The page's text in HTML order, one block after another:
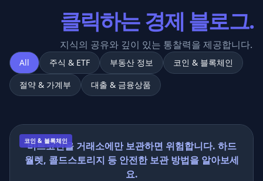
클릭하는 경제 블로그.
지식의 공유와 깊이 있는 통찰력을 제공합니다.
All 주식 & ETF 부동산 정보
코인 & 블록체인
절약 & 가계부
대출 & 금융상품
비트코인을 거래소에만 보관하면 위험합니다. 하드
월렛, 콜드스토리지 등 안전한 보관 방법을 알아보세
요.
코인 & 블록체인